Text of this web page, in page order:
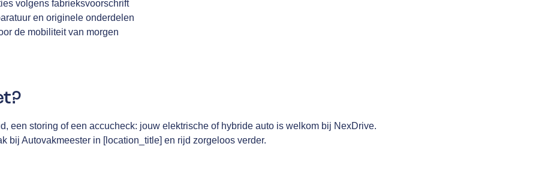
volgens fabrieksvoorschrift
en originele onderdelen
de mobiliteit van morgen
een storing of een accucheck: jouw elektrische of hybride auto is welkom bij NexDrive.
bij Autovakmeester in [location_title] en rijd zorgeloos verder.